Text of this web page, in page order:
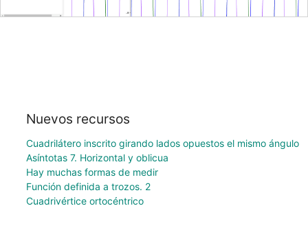
Nuevos recursos
Cuadrilátero inscrito girando lados opuestos el mismo ángulo
Asíntotas 7. Horizontal y oblicua
Hay muchas formas de medir
Función definida a trozos. 2
Cuadrivértice ortocéntrico